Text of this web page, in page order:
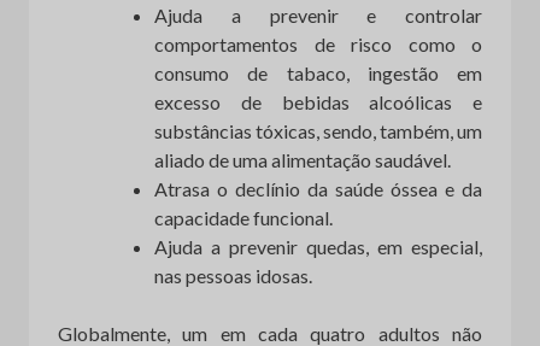
Ajuda a prevenir e controlar
comportamentos de risco como o
consumo de tabaco, ingestão em
excesso de bebidas alcoólicas e
substâncias tóxicas, sendo, também, um
aliado de uma alimentação saudável.
Atrasa o declínio da saúde óssea e da
capacidade funcional.
Ajuda a prevenir quedas, em especial,
nas pessoas idosas.
Globalmente, um em cada quatro adultos não